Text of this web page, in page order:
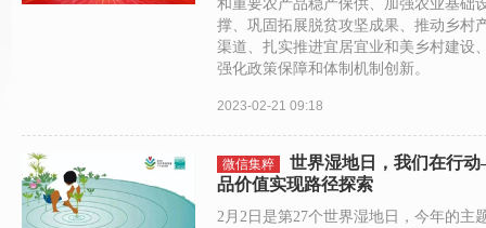
和重要农产品稳产保供、加强农业基础
撑、巩固拓展脱贫攻坚成果、推动乡村
渠道、扎实推进宜居宜业和美乡村建设
强化政策保障和体制机制创新。
2023-02-21 09:18
微信集粹
世界湿地日，我们在行
品价值实现路径探索
2月2日是第27个世界湿地日，今年的主